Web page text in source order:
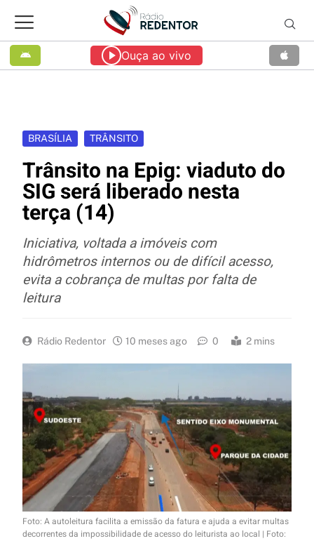
Ouça ao vivo
BRASÍLIA TRÂNSITO
Trânsito na Epig: viaduto do
SIG será liberado nesta
terça (14)
Iniciativa, voltada a imóveis com
hidrômetros internos ou de difícil acesso,
evita a cobrança de multas por falta de
leitura
Rádio Redentor 10 meses ago 0 2 mins
Foto: A autoleitura facilita a emissão da fatura e ajuda a evitar multas
decorrentes da impossibilidade de acesso do leiturista ao local | Foto: